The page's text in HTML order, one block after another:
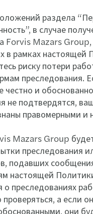
раздела
в случае
Forvis Mazars
в рамках настоящей
риску потери
преследования.
честно и
не подтвердятся,
правомерными
Mazars Group
преследования
подавших
настоящей
преследованиях
а если
они